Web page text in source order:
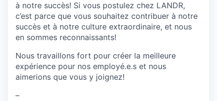
à notre succès! Si vous postulez chez LANDR,
c’est parce que vous souhaitez contribuer à notre
succès et à notre culture extraordinaire, et nous
en sommes reconnaissants!
Nous travaillons fort pour créer la meilleure
expérience pour nos employé.e.s et nous
aimerions que vous y joignez!
–